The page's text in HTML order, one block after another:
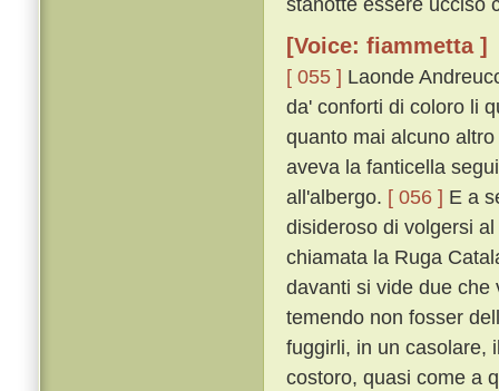
[Voice: fiammetta ]
[ 055 ] Laonde
da' conforti di coloro li
quanto mai alcuno
aveva la fanticella
all'albergo. [ 056 ] E a
disideroso di volgersi
chiamata la Ruga
davanti si vide due che
temendo non fosser
fuggirli, in un casolare,
costoro, quasi come a